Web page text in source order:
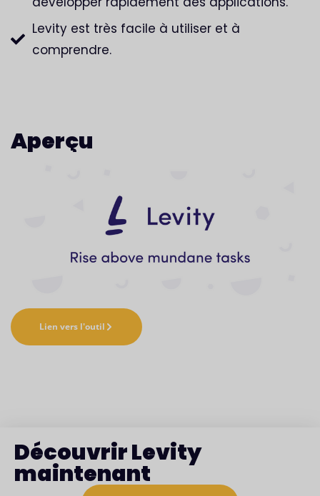
Levity est très facile à utiliser et à
comprendre.
Aperçu
Lien vers l'outil
Découvrir Levity
maintenant